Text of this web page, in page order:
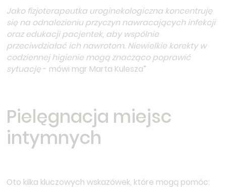
Jako fizjoterapeutka uroginekologiczna koncentruję
się na odnalezieniu przyczyn nawracających infekcji
oraz edukacji pacjentek, aby wspólnie
przeciwdziałać ich nawrotom. Niewielkie korekty w
codziennej higienie mogą znacząco poprawić
sytuację- mówi mgr Marta Kulesza”
Pielęgnacja miejsc
intymnych
Oto kilka kluczowych wskazówek, które mogą pomóc: